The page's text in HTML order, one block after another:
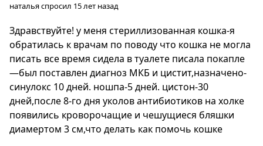
натальяспросил 15 лет назад
Здравствуйте! у меня стериллизованная кошка-я
обратилась к врачам по поводу что кошка не могла
писать все время сидела в туалете писала покапле
—был поставлен диагноз МКБ и цистит,назначено-
синулокс 10 дней. ношпа-5 дней. цистон-30
дней,после 8-го дня уколов антибиотиков на холке
появились кроворочащие и чешущиеся бляшки
диамертом 3 см,что делать как помочь кошке